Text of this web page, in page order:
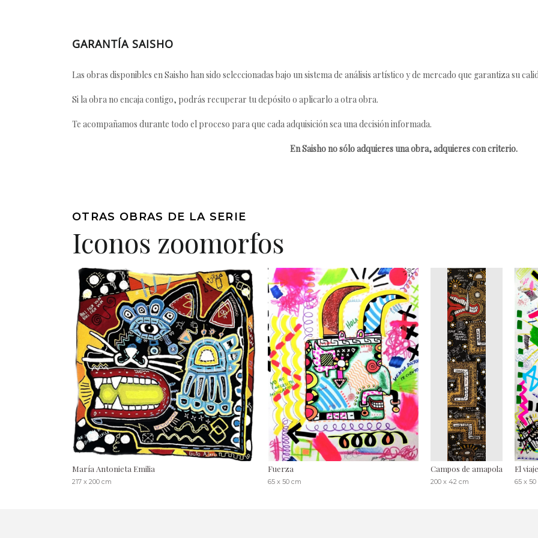
GARANTÍA SAISHO
Las obras disponibles en Saisho han sido seleccionadas bajo un sistema de análisis artístico y de mercado que garantiza su
Si la obra no encaja contigo, podrás recuperar tu depósito o aplicarlo a otra obra.
Te acompañamos durante todo el proceso para que cada adquisición sea una decisión informada.
En Saisho no sólo adquieres una obra, adquieres con criterio.
OTRAS OBRAS DE LA SERIE
Iconos zoomorfos
María Antonieta Emilia
217 x 200 cm
Fuerza
65 x 50 cm
Campos de amapola
200 x 42 cm
El
65 x